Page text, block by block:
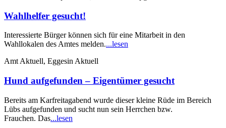
Wahlhelfer gesucht!
Interessierte Bürger können sich für eine Mitarbeit in den
Wahllokalen des Amtes melden....lesen
Amt Aktuell, Eggesin Aktuell
Hund aufgefunden – Eigentümer gesucht
Bereits am Karfreitagabend wurde dieser kleine Rüde im Bereich
Lübs aufgefunden und sucht nun sein Herrchen bzw.
Frauchen. Das...lesen